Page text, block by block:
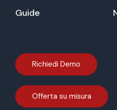
Guide
Richiedi Demo
Offerta su misura